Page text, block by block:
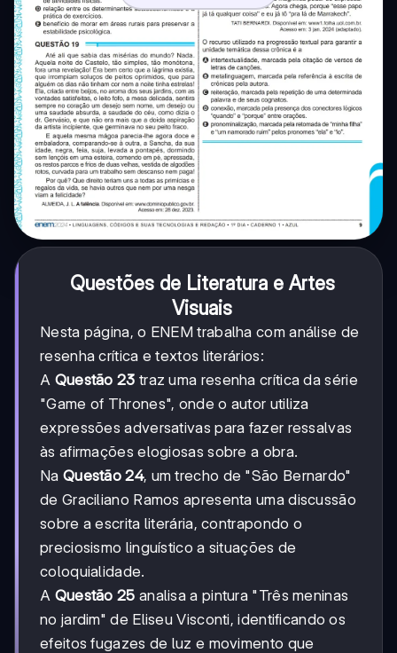
Questões de Literatura e Artes
Visuais
Nesta página, o ENEM trabalha com análise de
resenha crítica e textos literários:
A Questão 23 traz uma resenha crítica da série
"Game of Thrones", onde o autor utiliza
expressões adversativas para fazer ressalvas
às afirmações elogiosas sobre a obra.
Na Questão 24, um trecho de "São Bernardo"
de Graciliano Ramos apresenta uma discussão
sobre a escrita literária, contrapondo o
preciosismo linguístico a situações de
coloquialidade.
A Questão 25 analisa a pintura "Três meninas
no jardim" de Eliseu Visconti, identificando os
efeitos fugazes de luz e movimento que